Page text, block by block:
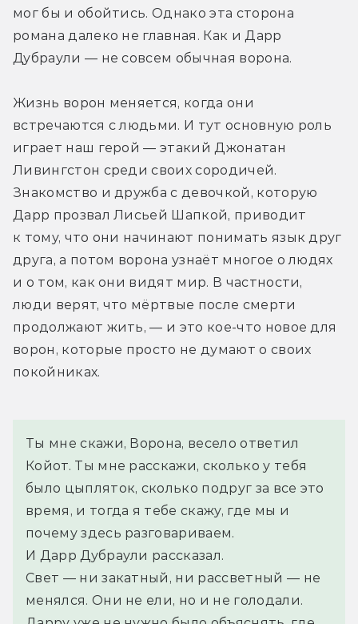
мог бы и обойтись. Однако эта сторона
романа далеко не главная. Как и Дарр
Дубраули — не совсем обычная ворона.
Жизнь ворон меняется, когда они
встречаются с людьми. И тут основную роль
играет наш герой — этакий Джонатан
Ливингстон среди своих сородичей.
Знакомство и дружба с девочкой, которую
Дарр прозвал Лисьей Шапкой, приводит
к тому, что они начинают понимать язык друг
друга, а потом ворона узнаёт многое о людях
и о том, как они видят мир. В частности,
люди верят, что мёртвые после смерти
продолжают жить, — и это кое-что новое для
ворон, которые просто не думают о своих
покойниках.
Ты мне скажи, Ворона, весело ответил
Койот. Ты мне расскажи, сколько у тебя
было цыпляток, сколько подруг за все это
время, и тогда я тебе скажу, где мы и
почему здесь разговариваем.
И Дарр Дубраули рассказал.
Свет — ни закатный, ни рассветный — не
менялся. Они не ели, но и не голодали.